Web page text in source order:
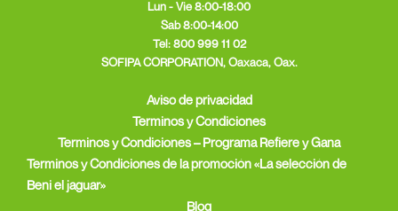
Lun - Vie 8:00-18:00
Sab 8:00-14:00
Tel:800 999 11 02
SOFIPA CORPORATION, Oaxaca, Oax.
Aviso de privacidad
Terminos y Condiciones
Terminos y Condiciones – Programa Refiere y Gana
Terminos y Condiciones de la promoción «La selección de
Beni el jaguar»
Blog